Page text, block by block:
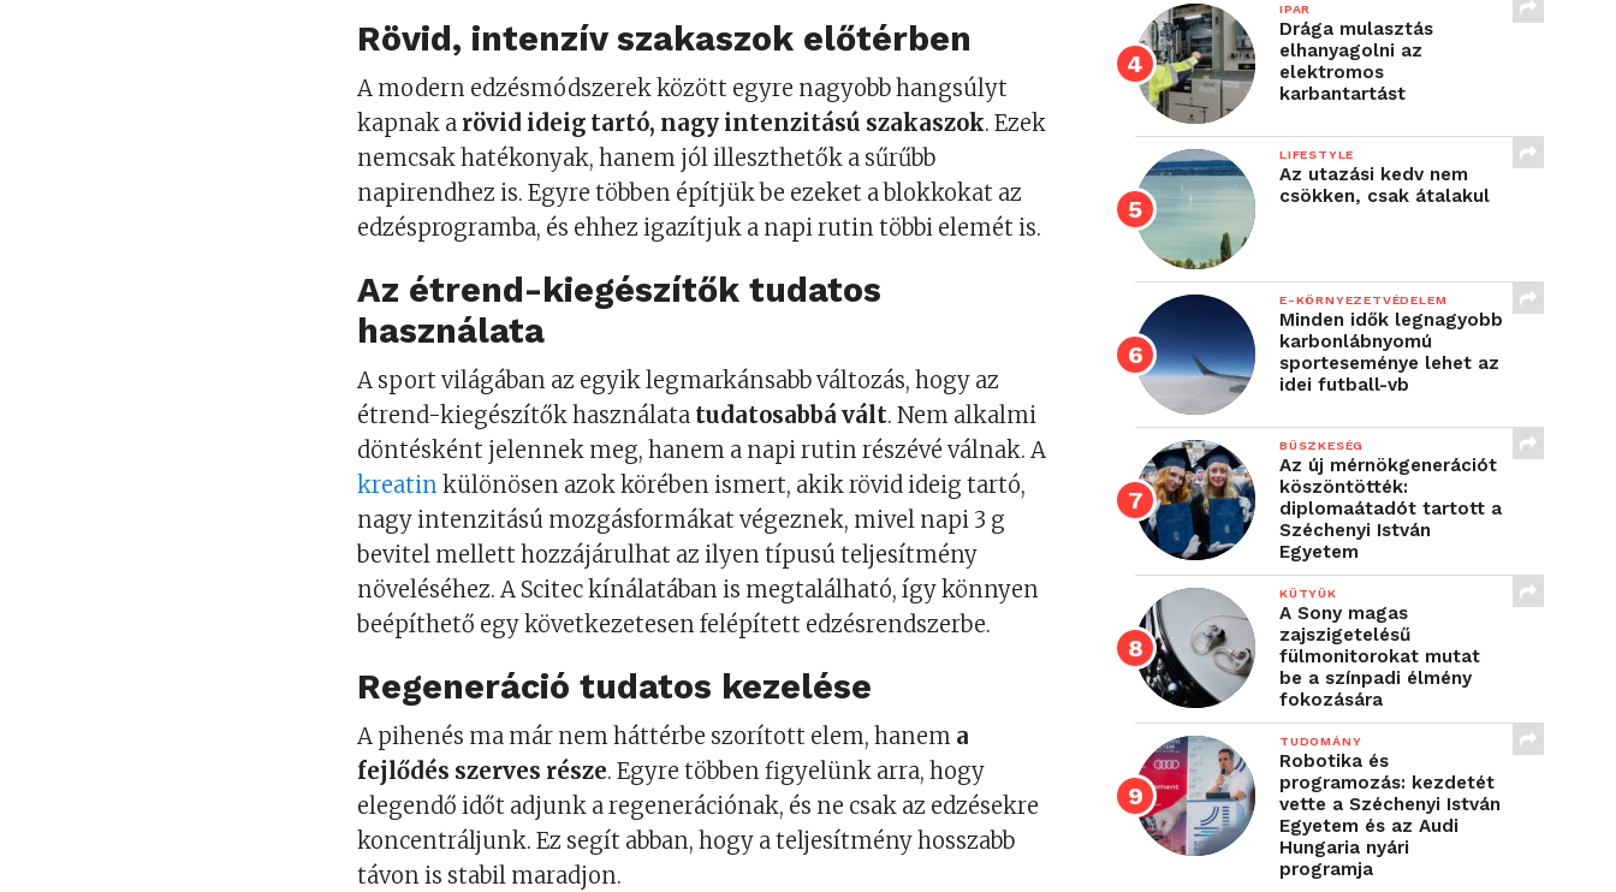
Rövid, intenzív szakaszok előtérben
A modern edzésmódszerek között egyre nagyobb hangsúlyt
kapnak a rövid ideig tartó, nagy intenzitású szakaszok. Ezek
nemcsak hatékonyak, hanem jól illeszthetők a sűrűbb
napirendhez is. Egyre többen építjük be ezeket a blokkokat az
edzésprogramba, és ehhez igazítjuk a napi rutin többi elemét is.
Az étrend-kiegészítők tudatos
használata
A sport világában az egyik legmarkánsabb változás, hogy az
étrend-kiegészítők használata tudatosabbá vált. Nem alkalmi
döntésként jelennek meg, hanem a napi rutin részévé válnak. A
kreatin különösen azok körében ismert, akik rövid ideig tartó,
nagy intenzitású mozgásformákat végeznek, mivel napi 3 g
bevitel mellett hozzájárulhat az ilyen típusú teljesítmény
növeléséhez. A Scitec kínálatában is megtalálható, így könnyen
beépíthető egy következetesen felépített edzésrendszerbe.
Regeneráció tudatos kezelése
A pihenés ma már nem háttérbe szorított elem, hanem a
fejlődés szerves része. Egyre többen figyelünk arra, hogy
elegendő időt adjunk a regenerációnak, és ne csak az edzésekre
koncentráljunk. Ez segít abban, hogy a teljesítmény hosszabb
távon is stabil maradjon.
IPAR
Drága mulasztás
elhanyagolni az
elektromos
karbantartást
LIFESTYLE
Az utazási kedv nem
csökken, csak átalakul
E-KÖRNYEZETVÉDELEM
Minden idők legnagyobb
karbonlábnyomú
sporteseménye lehet az
idei futball-vb
BÜSZKESÉG
Az új mérnökgenerációt
köszöntötték:
diplomaátadót tartott a
Széchenyi István
Egyetem
KÜTYÜK
A Sony magas
zajszigetelésű
fülmonitorokat mutat
be a színpadi élmény
fokozására
TUDOMÁNY
Robotika és
programozás: kezdetét
vette a Széchenyi István
Egyetem és az Audi
Hungaria nyári
programja